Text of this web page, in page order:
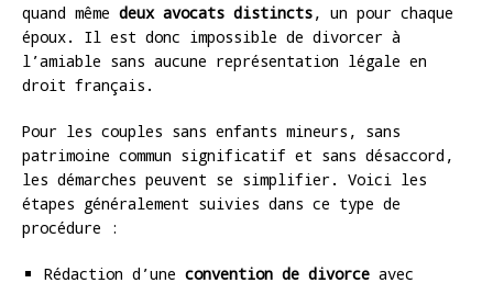
quand même deux avocats distincts, un pour chaque
époux. Il est donc impossible de divorcer à
l’amiable sans aucune représentation légale en
droit français.
Pour les couples sans enfants mineurs, sans
patrimoine commun significatif et sans désaccord,
les démarches peuvent se simplifier. Voici les
étapes généralement suivies dans ce type de
procédure :
Rédaction d’une convention de divorce avec